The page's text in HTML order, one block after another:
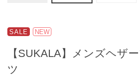
SALE NEW
【SUKALA】メンズヘザ
ツ